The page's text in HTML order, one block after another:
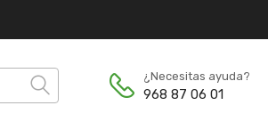
¿Necesitas ayuda?
968 87 06 01